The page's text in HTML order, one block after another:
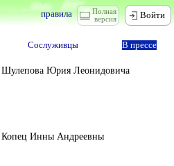
Полная
версия
правила Войти
Сослуживцы В прессе
Юрия Леонидовича
Инны Андреевны